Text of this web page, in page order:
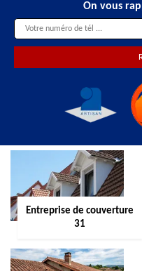
On vous
Entreprise de couverture
31